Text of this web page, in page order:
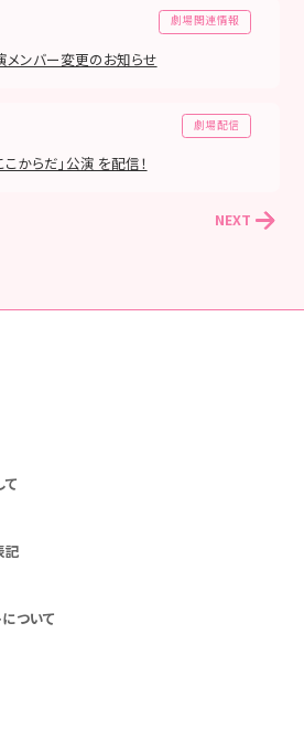
劇場関連情報
メンバー変更のお知らせ
劇場配信
からだ」公演 を配信！
NEXT
記
ついて